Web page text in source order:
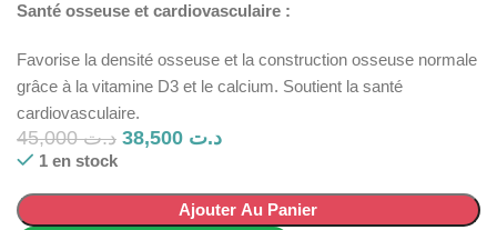
Santé osseuse et cardiovasculaire :
Favorise la densité osseuse et la construction osseuse normale
grâce à la vitamine D3 et le calcium. Soutient la santé
cardiovasculaire.
د.ت45,000 د.ت
1 en stock
Ajouter Au Panier